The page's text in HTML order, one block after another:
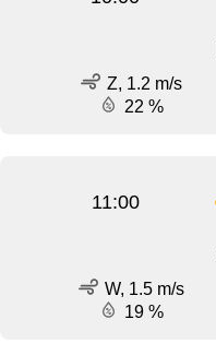
Z, 1.2 m/s
22 %
11:00
W, 1.5 m/s
19 %